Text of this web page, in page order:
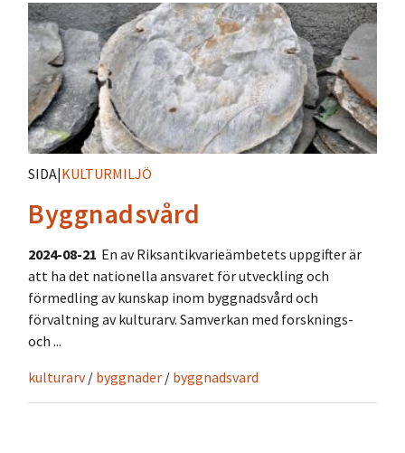
SIDA|KULTURMILJÖ
Byggnadsvård
2024-08-21 En av Riksantikvarieämbetets uppgifter är
att ha det nationella ansvaret för utveckling och
förmedling av kunskap inom byggnadsvård och
förvaltning av kulturarv. Samverkan med forsknings-
och ...
kulturarv / byggnader / byggnadsvard